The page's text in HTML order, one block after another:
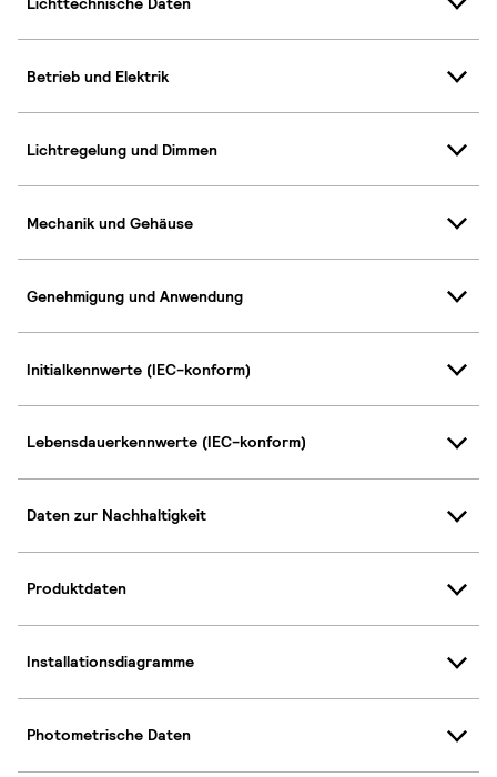
Betrieb und Elektrik
Lichtregelung und Dimmen
Mechanik und Gehäuse
Genehmigung und Anwendung
Initialkennwerte (IEC-konform)
Lebensdauerkennwerte (IEC-konform)
Daten zur Nachhaltigkeit
Produktdaten
Installationsdiagramme
Photometrische Daten